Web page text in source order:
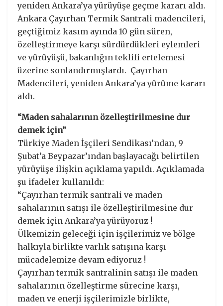
yeniden Ankara’ya yürüyüşe geçme kararı aldı.
Ankara Çayırhan Termik Santrali madencileri,
geçtiğimiz kasım ayında 10 gün süren,
özelleştirmeye karşı sürdürdükleri eylemleri
ve yürüyüşü, bakanlığın teklifi ertelemesi
üzerine sonlandırmışlardı. Çayırhan
Madencileri, yeniden Ankara’ya yürüme kararı
aldı.
“Maden sahalarının özelleştirilmesine dur
demek için”
Türkiye Maden İşçileri Sendikası’ndan, 9
Şubat’a Beypazar’ından başlayacağı belirtilen
yürüyüşe ilişkin açıklama yapıldı. Açıklamada
şu ifadeler kullanıldı:
“Çayırhan termik santrali ve maden
sahalarının satışı ile özelleştirilmesine dur
demek için Ankara’ya yürüyoruz !
Ülkemizin geleceği için işçilerimiz ve bölge
halkıyla birlikte varlık satışına karşı
mücadelemize devam ediyoruz !
Çayırhan termik santralinin satışı ile maden
sahalarının özelleştirme sürecine karşı,
maden ve enerji işçilerimizle birlikte,